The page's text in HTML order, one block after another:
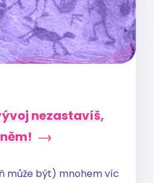
nezastavíš,
může být) mnohem víc